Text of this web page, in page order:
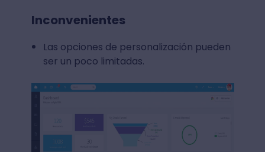
Inconvenientes
Las opciones de personalización pueden
ser un poco limitadas.